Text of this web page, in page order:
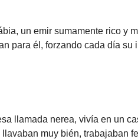
un emir sumamente rico y
para él, forzando cada día su
llamada nerea, vivía en un
muy bién, trabajaban